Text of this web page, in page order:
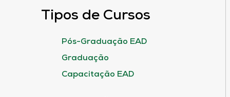
Tipos de Cursos
Pós-Graduação EAD
Graduação
Capacitação EAD